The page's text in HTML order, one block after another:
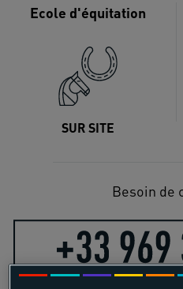
Ecole d'équitation
SUR SITE
Besoin de